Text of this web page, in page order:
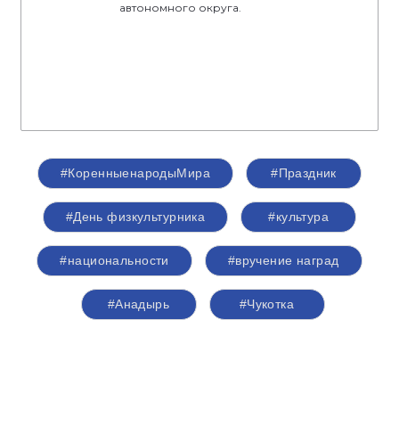
автономного округа.
#КоренныенародыМира #Праздник
#День физкультурника #культура
#национальности #вручение наград
#Анадырь #Чукотка